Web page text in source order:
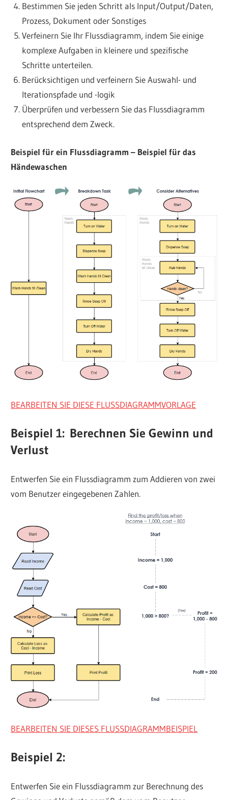
Bestimmen Sie jeden Schritt als Input/Output/Daten,
Prozess, Dokument oder Sonstiges
Verfeinern Sie Ihr Flussdiagramm, indem Sie einige
komplexe Aufgaben in kleinere und spezifische
Schritte unterteilen.
Berücksichtigen und verfeinern Sie Auswahl- und
Iterationspfade und -logik
Überprüfen und verbessern Sie das Flussdiagramm
entsprechend dem Zweck.
Beispiel für ein Flussdiagramm – Beispiel für das
Händewaschen
BEARBEITEN SIE DIESE FLUSSDIAGRAMMVORLAGE
Beispiel 1: Berechnen Sie Gewinn und
Verlust
Entwerfen Sie ein Flussdiagramm zum Addieren von zwei
vom Benutzer eingegebenen Zahlen.
BEARBEITEN SIE DIESES FLUSSDIAGRAMMBEISPIEL
Beispiel 2:
Entwerfen Sie ein Flussdiagramm zur Berechnung des